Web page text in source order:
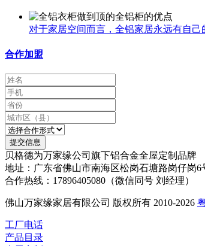
对于家居空间而言，全铝家居永远有自
合作加盟
提交信息
贝格德为万家缘公司旗下铝合金全屋定制品牌
地址：广东省佛山市南海区松岗石塘路岗仔岗6
合作热线：17896405080（微信同号 刘经理）
佛山万家缘家居有限公司 版权所有 2010-2026
工厂电话
产品目录